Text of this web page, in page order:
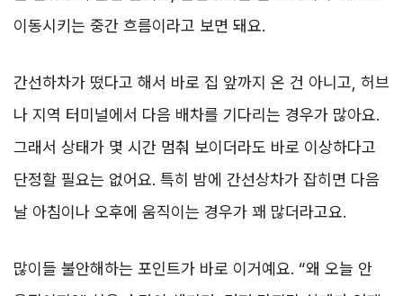
이동시키는 중간 흐름이라고 보면 돼요.
간선하차가 떴다고 해서 바로 집 앞까지 온 건 아니고, 허브
나 지역 터미널에서 다음 배차를 기다리는 경우가 많아요.
그래서 상태가 몇 시간 멈춰 보이더라도 바로 이상하다고
단정할 필요는 없어요. 특히 밤에 간선상차가 잡히면 다음
날 아침이나 오후에 움직이는 경우가 꽤 많더라고요.
많이들 불안해하는 포인트가 바로 이거예요. “왜 오늘 안